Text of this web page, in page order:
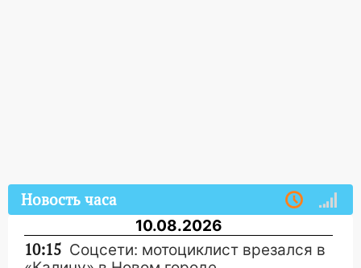
Новость часа
10.08.2026
10:15 Соцсети: мотоциклист врезался в